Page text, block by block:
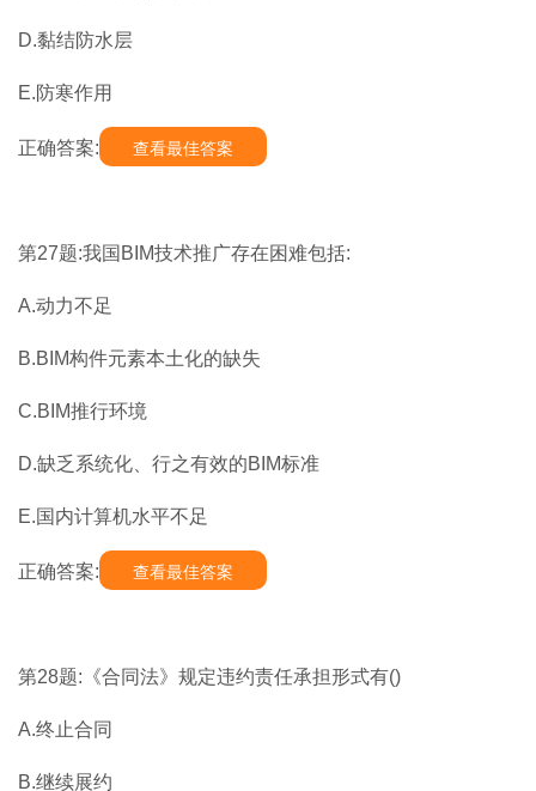
D.黏结防水层
E.防寒作用
正确答案: 查看最佳答案
第27题:我国BIM技术推广存在困难包括:
A.动力不足
B.BIM构件元素本土化的缺失
C.BIM推行环境
D.缺乏系统化、行之有效的BIM标准
E.国内计算机水平不足
正确答案: 查看最佳答案
第28题:《合同法》规定违约责任承担形式有()
A.终止合同
B.继续展约